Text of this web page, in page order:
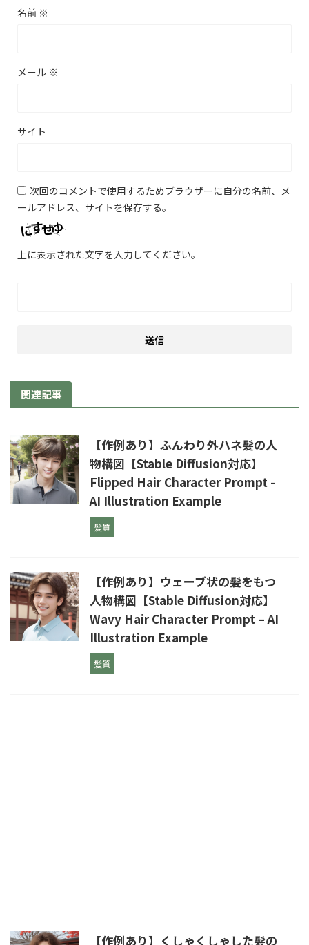
名前 ※
メール ※
サイト
次回のコメントで使用するためブラウザーに自分の名前、メ
ールアドレス、サイトを保存する。
上に表示された文字を入力してください。
関連記事
【作例あり】ふんわり外ハネ髪の人
物構図【Stable Diffusion対応】
Flipped Hair Character Prompt -
AI Illustration Example
髪質
【作例あり】ウェーブ状の髪をもつ
人物構図【Stable Diffusion対応】
Wavy Hair Character Prompt – AI
Illustration Example
髪質
【作例あり】くしゃくしゃした髪の